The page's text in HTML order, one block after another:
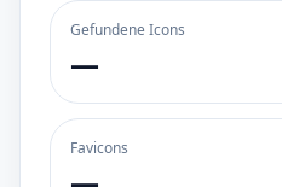
Gefundene Icons
—
Favicons